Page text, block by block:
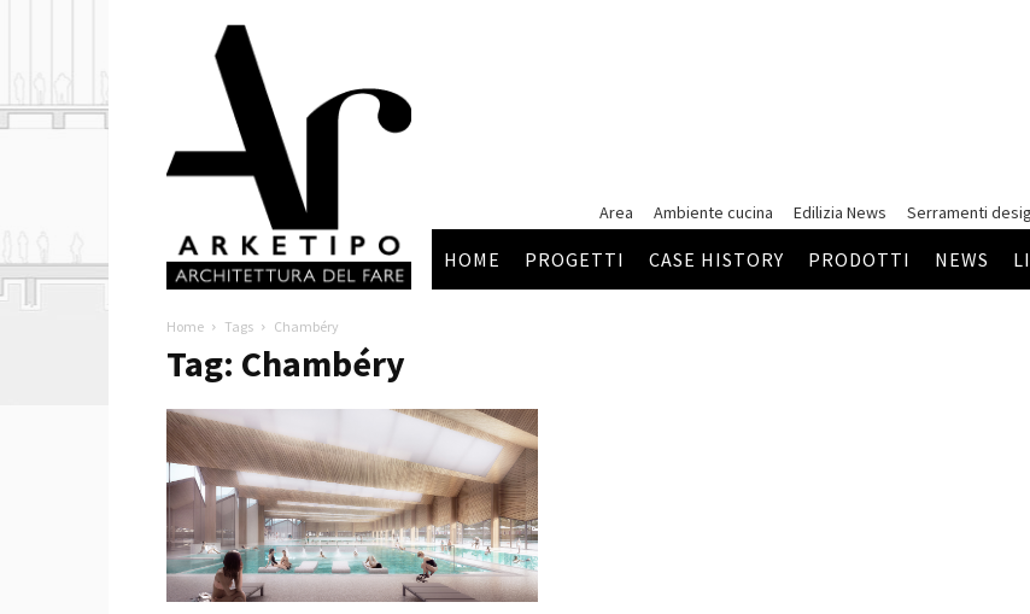
Arketipo
Area
Ambiente cucina Edilizia News Serramenti
HOME PROGETTI CASE HISTORY PRODOTTI NEWS
Home Tags Chambéry
Tag: Chambéry